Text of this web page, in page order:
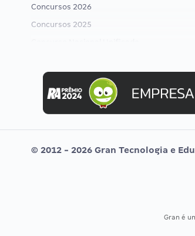
Concursos 2026
Concursos 2025
Concurso MPU
Editais publicados
© 2012 - 2026 Gran Tecnologia e
Gran é